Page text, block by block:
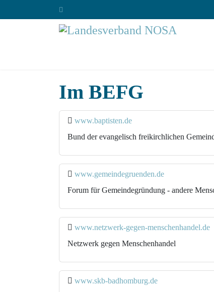
Im BEFG
www.baptisten.de
Bund der evangelisch freikirchlichen
www.gemeindegruenden.de
Forum für Gemeindegründung - andere
www.netzwerk-gegen-menschenhandel.de
Netzwerk gegen Menschenhandel
www.skb-badhomburg.de